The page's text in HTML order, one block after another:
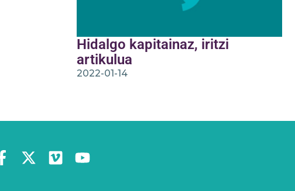
Hidalgo kapitainaz, iritzi
artikulua
2022-01-14